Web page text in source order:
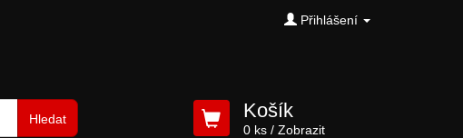
Přihlášení
Hledat Košík
0 ks/ Zobrazit